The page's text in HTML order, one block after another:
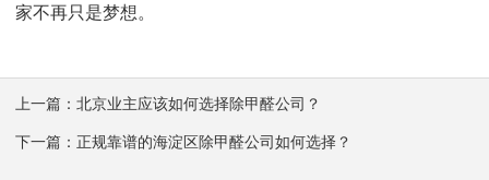
家不再只是梦想。
上一篇： 北京业主应该如何选择除甲醛公司？
下一篇： 正规靠谱的海淀区除甲醛公司如何选择？